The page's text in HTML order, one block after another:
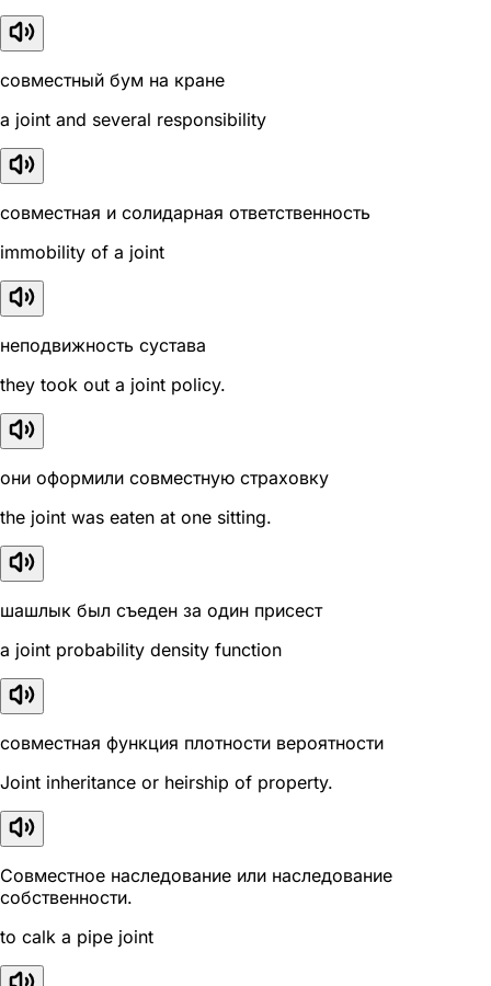
совместный бум на кране
a joint and several responsibility
совместная и солидарная ответственность
immobility of a joint
неподвижность сустава
they took out a joint policy.
они оформили совместную страховку
the joint was eaten at one sitting.
шашлык был съеден за один присест
a joint probability density function
совместная функция плотности вероятности
Joint inheritance or heirship of property.
Совместное наследование или наследование
собственности.
to calk a pipe joint